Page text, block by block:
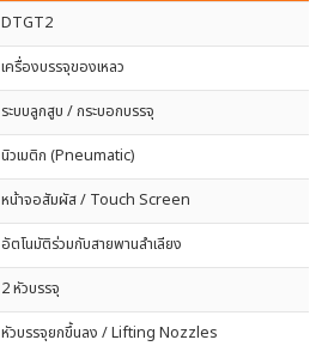
DTGT2
เครื่องบรรจุของเหลว
ระบบลูกสูบ / กระบอกบรรจุ
นิวเมติก (Pneumatic)
หน้าจอสัมผัส / Touch Screen
อัตโนมัติร่วมกับสายพานลำเลียง
2 หัวบรรจุ
หัวบรรจุยกขึ้นลง / Lifting Nozzles